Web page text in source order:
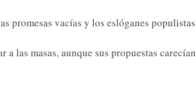
promesas vacías y los eslóganes populistas
las masas, aunque sus propuestas carecían